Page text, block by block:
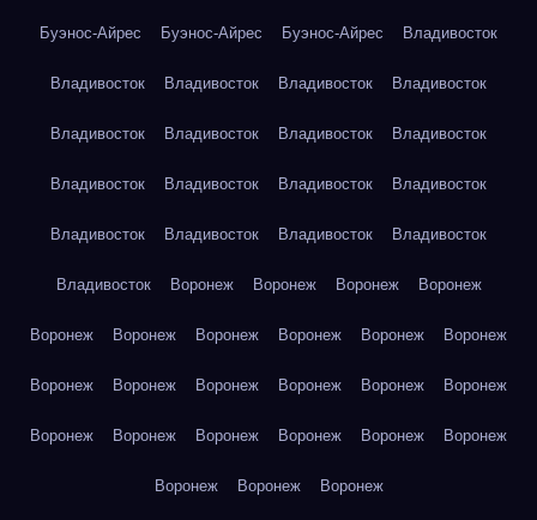
Буэнос-Айрес Буэнос-Айрес Буэнос-Айрес Владивосток
Владивосток Владивосток Владивосток Владивосток
Владивосток Владивосток Владивосток Владивосток
Владивосток Владивосток Владивосток Владивосток
Владивосток Владивосток Владивосток Владивосток
Владивосток Воронеж Воронеж Воронеж Воронеж
Воронеж Воронеж Воронеж Воронеж Воронеж Воронеж
Воронеж Воронеж Воронеж Воронеж Воронеж Воронеж
Воронеж Воронеж Воронеж Воронеж Воронеж Воронеж
Воронеж Воронеж Воронеж